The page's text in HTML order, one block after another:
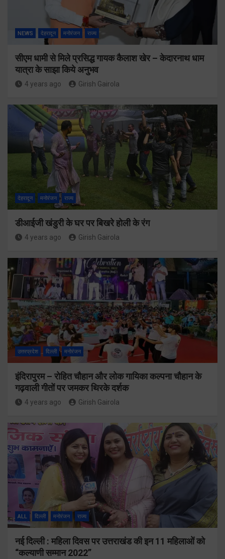
NEWS देहरादून मनोरंजन राज्य
सीएम धामी से मिले प्रसिद्ध गायक कैलाश खेर – केदारनाथ धाम
यात्रा के साझा किये अनुभव
4 years ago Girish Gairola
देहरादून मनोरंजन राज्य
डीआईजी खंडुरी के घर पर बिखरे होली के रंग
4 years ago Girish Gairola
उत्तरप्रदेश दिल्ली मनोरंजन
इंदिरापुरम – रोहित चौहान और लोक गायिका कल्पना चौहान के
गढ़वाली गीतों पर जमकर थिरके दर्शक
4 years ago Girish Gairola
ALL दिल्ली मनोरंजन राज्य
नई दिल्ली : महिला दिवस पर उत्तराखंड की इन 11 महिलाओं को
“कल्याणी सम्मान 2022”